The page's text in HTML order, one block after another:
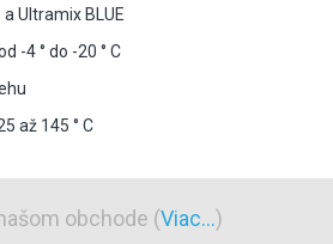
Ultramix BLUE
-4 ° do -20 ° C
až 145 ° C
obchode (Viac...)